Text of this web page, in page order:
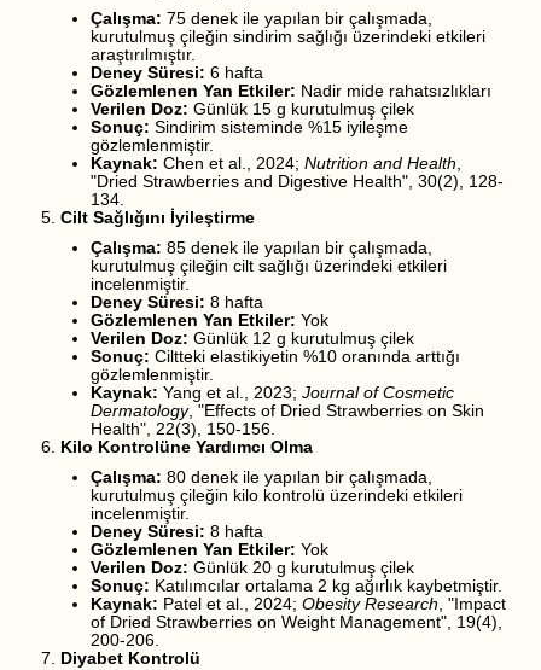
Çalışma: 75 denek ile yapılan bir çalışmada,
kurutulmuş çileğin sindirim sağlığı üzerindeki etkileri
araştırılmıştır.
Deney Süresi: 6 hafta
Gözlemlenen Yan Etkiler: Nadir mide rahatsızlıkları
Verilen Doz: Günlük 15 g kurutulmuş çilek
Sonuç: Sindirim sisteminde %15 iyileşme
gözlemlenmiştir.
Kaynak: Chen et al., 2024; Nutrition and Health,
"Dried Strawberries and Digestive Health", 30(2), 128-
134.
Cilt Sağlığını İyileştirme
Çalışma: 85 denek ile yapılan bir çalışmada,
kurutulmuş çileğin cilt sağlığı üzerindeki etkileri
incelenmiştir.
Deney Süresi: 8 hafta
Gözlemlenen Yan Etkiler: Yok
Verilen Doz: Günlük 12 g kurutulmuş çilek
Sonuç: Ciltteki elastikiyetin %10 oranında arttığı
gözlemlenmiştir.
Kaynak: Yang et al., 2023; Journal of Cosmetic
Dermatology, "Effects of Dried Strawberries on Skin
Health", 22(3), 150-156.
Kilo Kontrolüne Yardımcı Olma
Çalışma: 80 denek ile yapılan bir çalışmada,
kurutulmuş çileğin kilo kontrolü üzerindeki etkileri
incelenmiştir.
Deney Süresi: 8 hafta
Gözlemlenen Yan Etkiler: Yok
Verilen Doz: Günlük 20 g kurutulmuş çilek
Sonuç: Katılımcılar ortalama 2 kg ağırlık kaybetmiştir.
Kaynak: Patel et al., 2024; Obesity Research, "Impact
of Dried Strawberries on Weight Management", 19(4),
200-206.
Diyabet Kontrolü